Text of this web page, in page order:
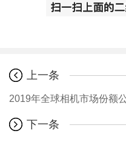
上一条
2019年全球相机市场份额
下一条